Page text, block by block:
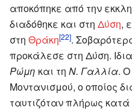
αποκόπηκε από την
διαδόθηκε και στη Δύση,
στη Θράκη[22].
προκάλεσε στη Δύση.
Ρώμη και τη Ν. Γαλλία.
Μοντανισμού, ο οποίος
ταυτιζόταν πλήρως